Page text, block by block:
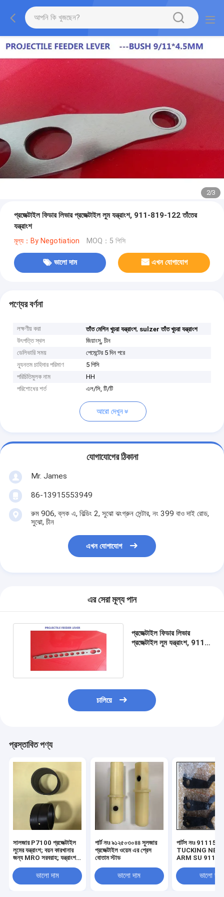
2/3
প্রজেক্টাইল ফিডার লিভার প্রজেক্টাইল লুম যন্ত্রাংশ, 911-819-122 তাঁতের
যন্ত্রাংশ
মূল্য：By Negotiation MOQ：5 পিসি
ভালো দাম এখন যোগাযোগ
পণ্যের বর্ণনা
লক্ষণীয় করা তাঁত মেশিন খুচরা যন্ত্রাংশ, sulzer তাঁত খুচরা যন্ত্রাংশ
উৎপত্তি স্থল
জিয়াংসু, চীন
ডেলিভারি সময়
পেমেন্টের 5 দিন পরে
ন্যূনতম চাহিদার পরিমাণ
5 পিসি
পরিচিতিমুলক নাম
HH
পরিশোধের শর্ত
এল/সি, টি/টি
আরো দেখুন
যোগাযোগের ঠিকানা
Mr. James
86-13915553949
রুম 906, ব্লক এ, বিল্ডিং 2, সুঝো ঝংগ্রুন সেন্টার, নং 399 বাও দাই রোড,
সুঝো, চীন
এখন যোগাযোগ
এর সেরা মূল্য পান
প্রজেক্টাইল ফিডার লিভার
প্রজেক্টাইল লুম যন্ত্রাংশ, 911-
চালিয়ে
প্রস্তাবিত পণ্য
সালজার P7100 প্রজেক্টাইল
লুমের যন্ত্রাংশ; বয়ন কারখানার
জন্য MRO সরবরাহ; যন্ত্রাংশ
306 861ভালো দাম
পার্ট নংঃ ৯১২৫০৩০৪৪ সুলজার
প্রজেক্টাইল ওয়েম এর প্রেস
বোতাম স্টাড
ভালো দাম
পার্টস নংঃ
TUCKING
ARM SU
সুলজার লুমের খুচরা
Weaving Lomm
ভালো দাম